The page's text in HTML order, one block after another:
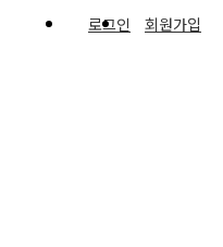
로그인 회원가입